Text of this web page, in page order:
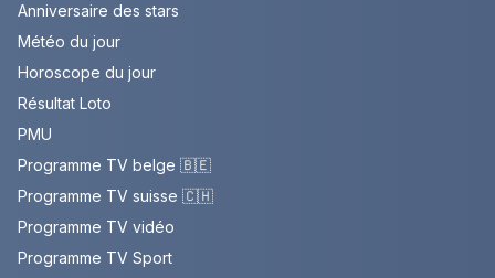
Anniversaire des stars
Météo du jour
Horoscope du jour
Résultat Loto
PMU
Programme TV belge 🇧🇪
Programme TV suisse 🇨🇭
Programme TV vidéo
Programme TV Sport